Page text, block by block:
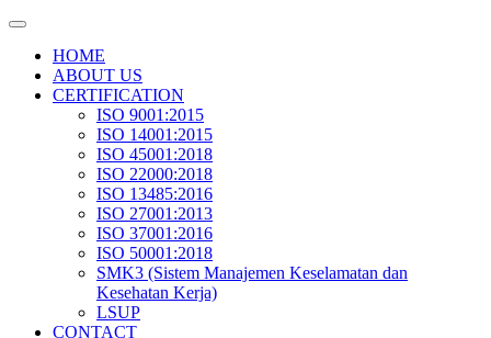
Skip
contentHOME
ABOUT US
CERTIFICATION
ISO 9001:2015
ISO 14001:2015
ISO 45001:2018
ISO 22000:2018
ISO 13485:2016
ISO 27001:2013
ISO 37001:2016
ISO 50001:2018
SMK3 (Sistem Manajemen Keselamatan dan
Kesehatan Kerja)
LSUP
CONTACT